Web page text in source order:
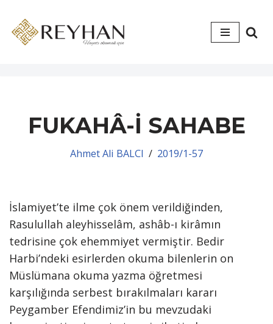
İçeriğe
FUKAHÂ-İ SAHABE
Ahmet Ali BALCI 2019/1-57
İslamiyet’te ilme çok önem verildiğinden,
Rasulullah aleyhisselâm, ashâb-ı kirâmın
tedrisine çok ehemmiyet vermiştir. Bedir
Harbi’ndeki esirlerden okuma bilenlerin on
Müslümana okuma yazma öğretmesi
karşılığında serbest bırakılmaları kararı
Peygamber Efendimiz’in bu mevzudaki